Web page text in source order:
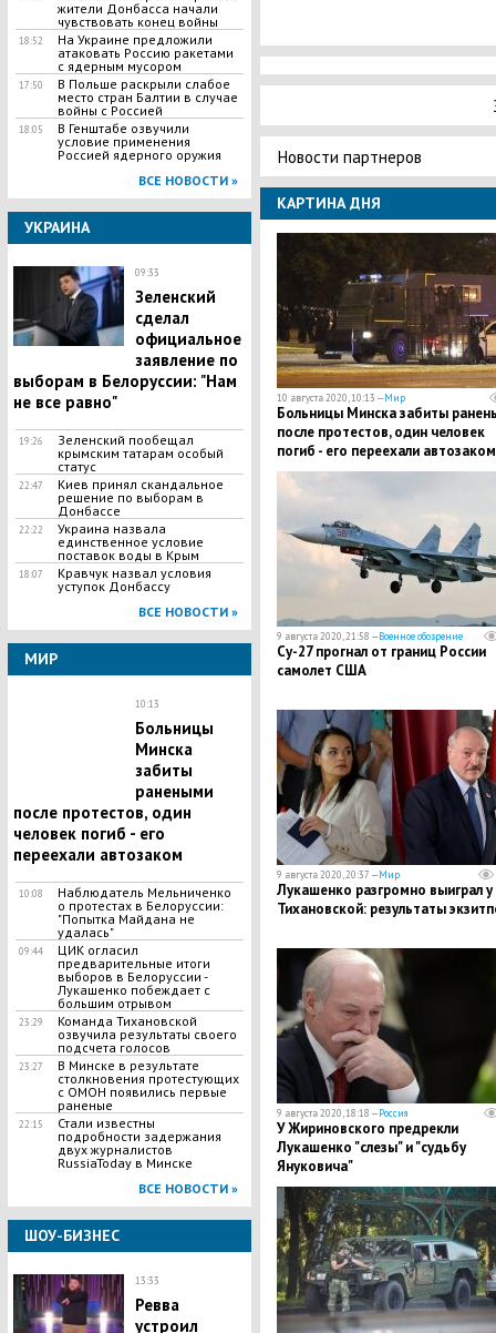
жители Донбасса начали
чувствовать конец войны
18:52
На Украине предложили
атаковать Россию ракетами
с ядерным мусором
17:50
В Польше раскрыли слабое
место стран Балтии в случае
войны с Россией
18:05
В Генштабе озвучили
условие применения
Россией ядерного оружия
ВСЕ НОВОСТИ »
УКРАИНА
09:33
Зеленский
сделал
официальное
заявление по
выборам в Белоруссии: "Нам
не все равно"
19:26
Зеленский пообещал
крымским татарам особый
статус
22:47
Киев принял скандальное
решение по выборам в
Донбассе
22:22
Украина назвала
единственное условие
поставок воды в Крым
18:07
Кравчук назвал условия
уступок Донбассу
ВСЕ НОВОСТИ »
МИР
10:13
Больницы
Минска
забиты
ранеными
после протестов, один
человек погиб - его
переехали автозаком
10:08
Наблюдатель Мельниченко
о протестах в Белоруссии:
"Попытка Майдана не
удалась"
09:44
ЦИК огласил
предварительные итоги
выборов в Белоруссии -
Лукашенко побеждает с
большим отрывом
23:29
Команда Тихановской
озвучила результаты своего
подсчета голосов
23:27
В Минске в результате
столкновения протестующих
с ОМОН появились первые
раненые
22:15
​Стали известны
подробности задержания
двух журналистов
RussiaToday в Минске
ВСЕ НОВОСТИ »
ШОУ-БИЗНЕС
13:33
Ревва
устроил
Новости партнеров
КАРТИНА ДНЯ
10 августа 2020, 10:13 —Мир
Больницы Минска забиты
после протестов, один человек
погиб - его переехали автозаком
9 августа 2020, 21:58 —Военное обозрение
Су-27 прогнал от границ России
самолет США
9 августа 2020, 20:37 —Мир
Лукашенко разгромно выиграл у
Тихановской: результаты
9 августа 2020, 18:18 —Россия
У Жириновского предрекли
Лукашенко "слезы" и "судьбу
Януковича"